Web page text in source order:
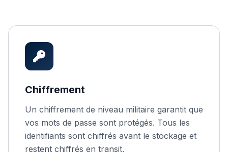
Chiffrement
Un chiffrement de niveau militaire garantit que
vos mots de passe sont protégés. Tous les
identifiants sont chiffrés avant le stockage et
restent chiffrés en transit.